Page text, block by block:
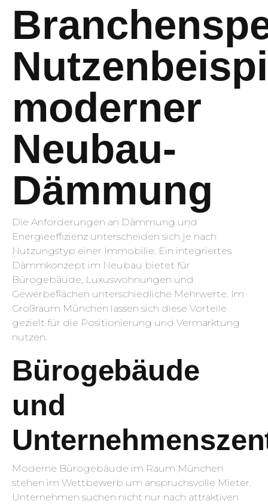
moderner
Neubau-
Dämmung
Die Anforderungen an Dämmung und
Energieeffizienz unterscheiden sich je nach
Nutzungstyp einer Immobilie. Ein integriertes
Dämmkonzept im Neubau bietet für
Bürogebäude, Luxuswohnungen und
Gewerbeflächen unterschiedliche Mehrwerte. Im
Großraum München lassen sich diese Vorteile
gezielt für die Positionierung und Vermarktung
nutzen.
Bürogebäude
und
Moderne Bürogebäude im Raum München
stehen im Wettbewerb um anspruchsvolle Mieter.
Unternehmen suchen nicht nur nach attraktiven